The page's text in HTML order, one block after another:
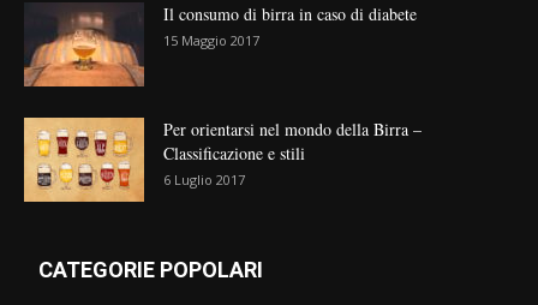
Il consumo di birra in caso di diabete
15 Maggio 2017
Per orientarsi nel mondo della Birra –
Classificazione e stili
6 Luglio 2017
CATEGORIE POPOLARI